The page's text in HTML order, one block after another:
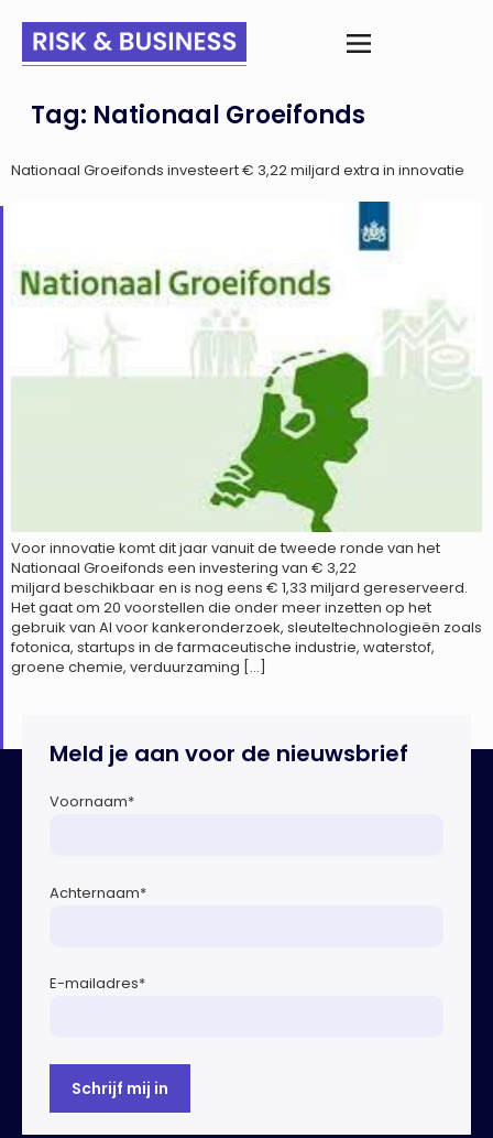
Tag: Nationaal Groeifonds
Nationaal Groeifonds investeert € 3,22 miljard extra in innovatie
Voor innovatie komt dit jaar vanuit de tweede ronde van het
Nationaal Groeifonds een investering van € 3,22
miljard beschikbaar en is nog eens € 1,33 miljard gereserveerd.
Het gaat om 20 voorstellen die onder meer inzetten op het
gebruik van AI voor kankeronderzoek, sleuteltechnologieën zoals
fotonica, startups in de farmaceutische industrie, waterstof,
groene chemie, verduurzaming […]
Meld je aan voor de nieuwsbrief
Voornaam*
Achternaam*
E-mailadres*